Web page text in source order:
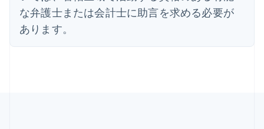
な弁護士または会計士に助言を求める必要が
あります。
Nederlands English
カナダ
EnglishFrançais
キプロス
English